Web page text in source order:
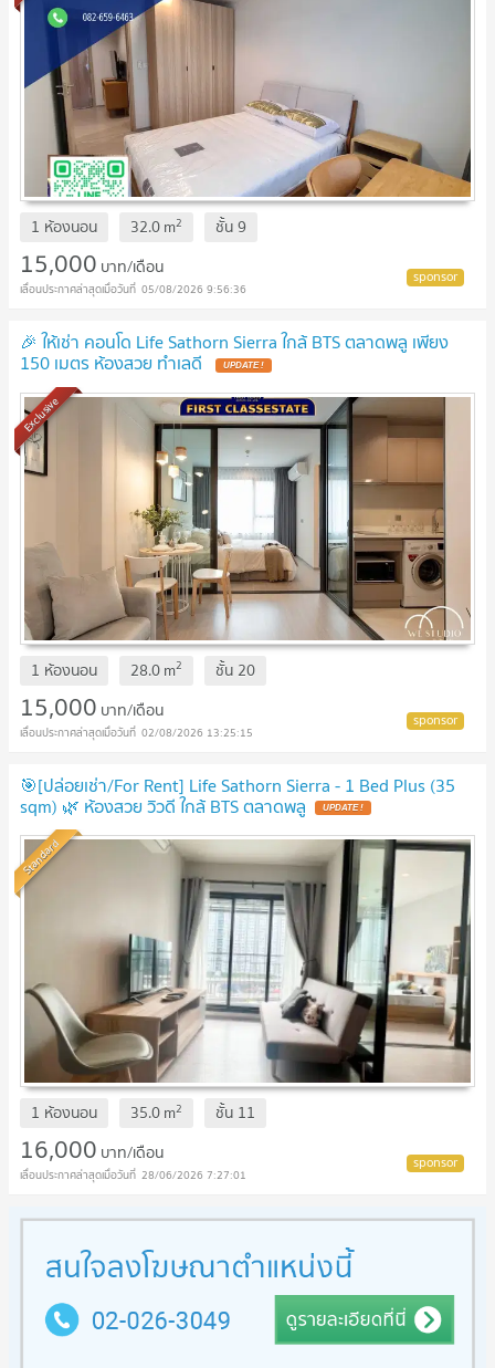
1 ห้องนอน 32.0m2 ชั้น9
15,000 บาท/เดือน
05/08/2026 9:56:36
🎉 ให้เช่า คอนโด Life Sathorn Sierra ใกล้ BTS ตลาดพลู เพียง
150 เมตร ห้องสวย ทำเลดี
Exclusive
1 ห้องนอน 28.0m2 ชั้น 20
15,000 บาท/เดือน
02/08/2026 13:25:15
🎯[ปล่อยเช่า/For Rent] Life Sathorn Sierra - 1 Bed Plus (35
sqm) 🌿 ห้องสวย วิวดี ใกล้ BTS ตลาดพลู
Standard
1 ห้องนอน 35.0m2 ชั้น 11
16,000 บาท/เดือน
28/06/2026 7:27:01